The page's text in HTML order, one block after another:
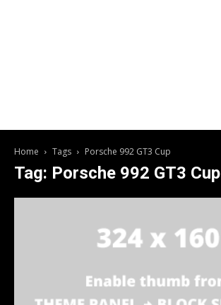
Home Tags Porsche 992 GT3 Cup
Tag: Porsche 992 GT3 Cup